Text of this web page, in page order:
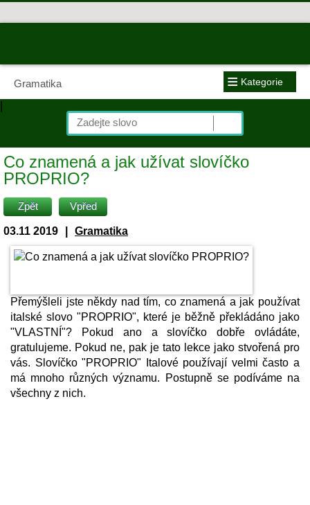
Gramatika ≡ Kategorie
|
Co znamená a jak užívat slovíčko
PROPRIO?
Zpět Vpřed
03.11 2019 Gramatika
Přemýšleli jste někdy nad tím, co znamená a jak používat
italské slovo "PROPRIO", které je běžně překládáno jako
"VLASTNÍ"? Pokud ano a slovíčko dobře ovládáte,
gratulujeme. Pokud ne, pak je tato lekce jako stvořená pro
vás. Slovíčko "PROPRIO" Italové používají velmi často a
má mnoho různých významu. Postupně se podíváme na
všechny z nich.